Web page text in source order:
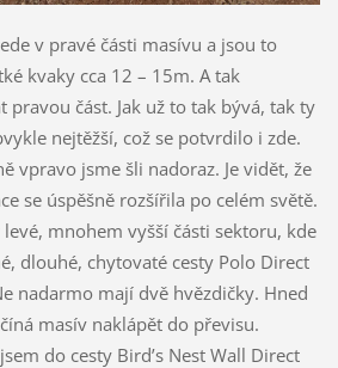
v pravé části masívu a jsou to
kvaky cca 12 – 15m. A tak
pravou část. Jak už to tak bývá, tak ty
nejtěžší, což se potvrdilo i zde.
vpravo jsme šli nadoraz. Je vidět, že
se úspěšně rozšířila po celém světě.
mnohem vyšší části sektoru, kde
dlouhé, chytovaté cesty Polo Direct
nadarmo mají dvě hvězdičky. Hned
masív naklápět do převisu.
do cesty Bird’s Nest Wall Direct